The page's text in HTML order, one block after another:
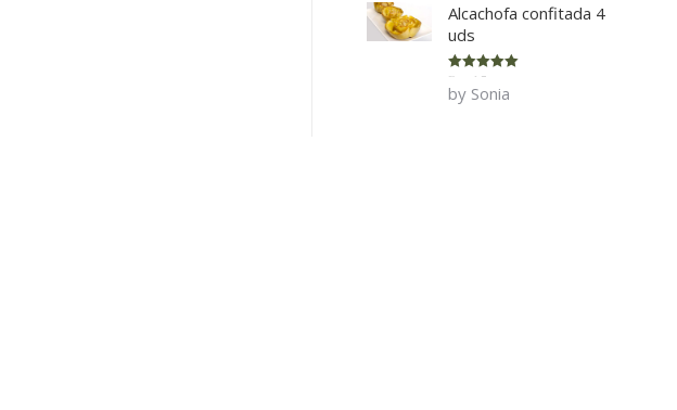
Alcachofa confitada 4
uds
Rated 5
of 5
by Sonia